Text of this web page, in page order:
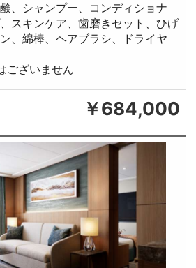
、シャンプー、コンディショナ
スキンケア、歯磨きセット、ひげ
、綿棒、ヘアブラシ、ドライヤ
ございません
￥684,000